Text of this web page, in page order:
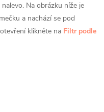
Na obrázku níže je
a nachází se pod
klikněte na Filtr podle